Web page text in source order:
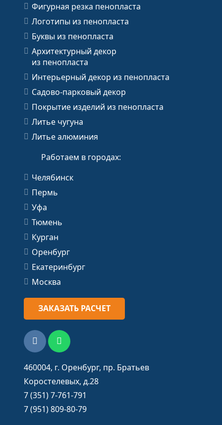
Фигурная резка пенопласта
Логотипы из пенопласта
Буквы из пенопласта
Архитектурный декор
из пенопласта
Интерьерный декор из пенопласта
Садово-парковый декор
Покрытие изделий из пенопласта
Литье чугуна
Литье алюминия
Работаем в городах:
Челябинск
Пермь
Уфа
Тюмень
Курган
Оренбург
Екатеринбург
Москва
ЗАКАЗАТЬ РАСЧЕТ
460004, г. Оренбург, пр. Братьев
Коростелевых, д.28
7 (351) 7-761-791
7 (951) 809-80-79